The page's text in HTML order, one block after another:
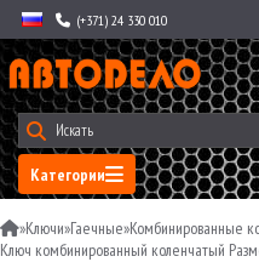
(+371) 24 330 010
Категории
»Ключи»Гаечные»Комбинированные
Ключ комбинированный коленчатый